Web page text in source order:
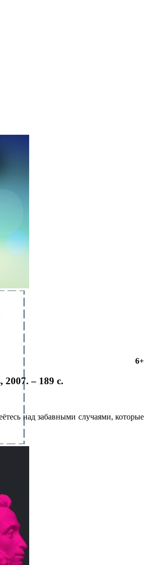
6+
– 189 с.
над забавными случаями, которые